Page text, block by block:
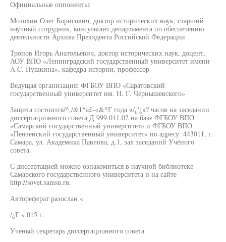
Официальные оппоненты:
Мозохин Олег Борисович, доктор исторических наук, старший
научный сотрудник, консультант департамента по обеспечению
деятельности Архива Президента Российской Федерации
Тропов Игорь Анатольевич, доктор исторических наук, доцент,
АОУ ВПО «Ленинградский государственный университет имени
A.C. Пушкина», кафедра истории, профессор
Ведущая организация: ФГБОУ ВПО «Саратовский
государственный университет им. Н. Г. Чернышевского»
Защита состоится/^,/&1^а£-<&^Г года в/¿'¿к? часов на заседании
диссертационного совета Д 999.011.02 на базе ФГБОУ ВПО
«Самарский государственный университет» и ФГБОУ ВПО
«Пензенский государственный университет» по адресу: 443011, г.
Самара, ул. Академика Павлова, д.1, зал заседаний Учёного
совета.
С диссертацией можно ознакомиться в научной библиотеке
Самарского государственного университета и на сайте
http://sovet.samsu.ru.
Автореферат разослан «
/¿Г » 015 г.
Учёный секретарь диссертационного совета